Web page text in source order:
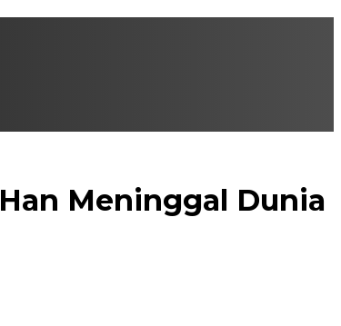
Meninggal Dunia